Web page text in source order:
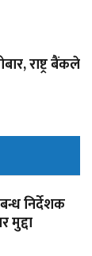
राष्ट्र बैंकले
निर्देशक
मुद्दा